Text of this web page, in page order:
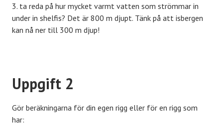
ta reda på hur mycket varmt vatten som strömmar in
under in shelfis? Det är 800 m djupt. Tänk på att isbergen
kan nå ner till 300 m djup!
Uppgift 2
Gör beräkningarna för din egen rigg eller för en rigg som
har: